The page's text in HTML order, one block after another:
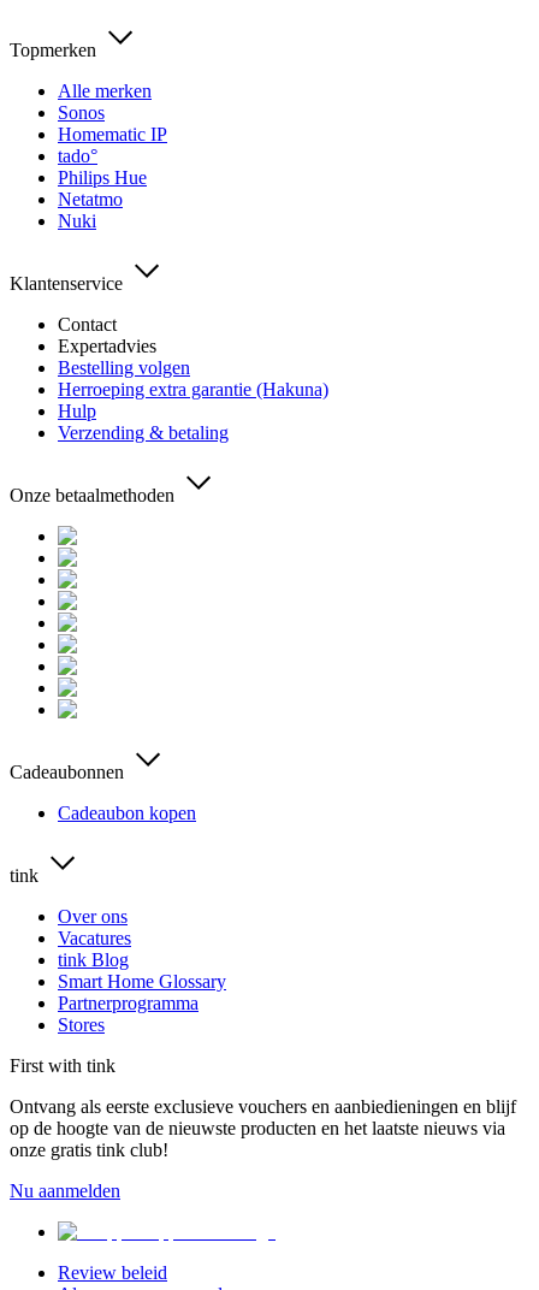
Topmerken
Alle merken
Sonos
Homematic IP
tado°
Philips Hue
Netatmo
Nuki
Klantenservice
Contact
Expertadvies
Bestelling volgen
Herroeping extra garantie (Hakuna)
Hulp
Verzending & betaling
Onze betaalmethoden
Cadeaubonnen
Cadeaubon kopen
tink
Over ons
Vacatures
tink Blog
Smart Home Glossary
Partnerprogramma
Stores
First with tink
Ontvang als eerste exclusieve vouchers en aanbiedieningen en blijf
op de hoogte van de nieuwste producten en het laatste nieuws via
onze gratis tink club!
Nu aanmelden
Review beleid